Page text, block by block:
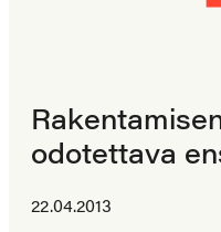
odotettava
22.04.2013